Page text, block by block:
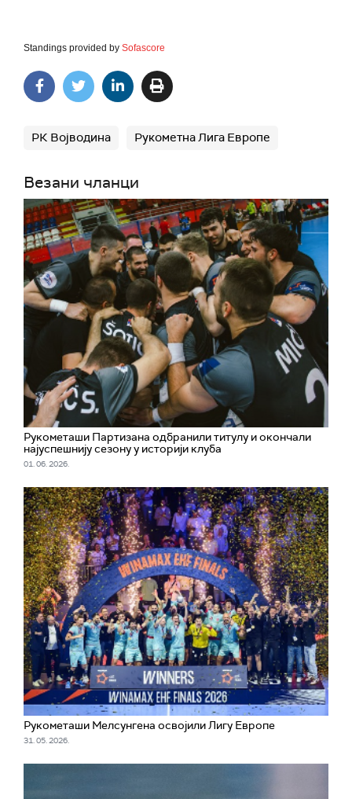
Standings provided by Sofascore
РК Војводина Рукометна Лига Европе
Везани чланци
Рукометаши Партизана одбранили титулу и окончали
најуспешнију сезону у историји клуба
01. 06. 2026.
Рукометаши Мелсунгена освојили Лигу Европе
31. 05. 2026.